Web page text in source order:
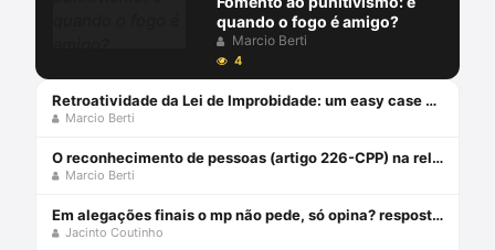
quando o fogo é amigo?
Marcio Berti
4
Retroatividade da Lei de Improbidade: um easy case ou hard case?
Marcio Berti
O reconhecimento de pessoas (artigo 226-CPP) na releitura do ministro Barroso
Marcio Berti
Em alegações finais o mp não pede, só opina? resposta ao professor afrânio silva jardim.
Jacinto Coutinho